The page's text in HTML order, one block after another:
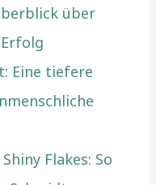
über
Eine tiefere
Flakes: So